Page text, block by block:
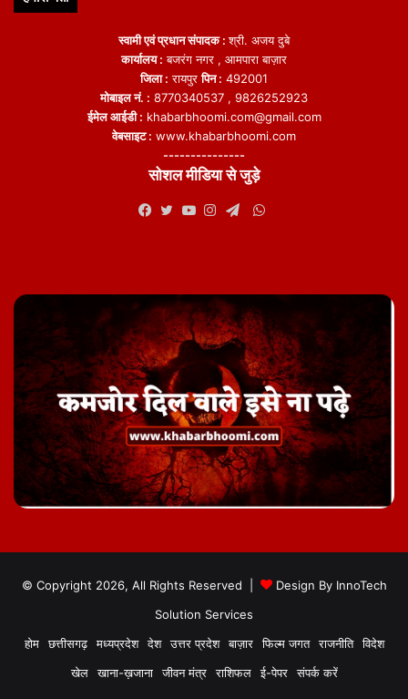
स्वामी एवं प्रधान संपादक :श्री. अजय दुबे
कार्यालय : बजरंग नगर , आमपारा बाज़ार
जिला : रायपुरपिन : 492001
मोबाइल नं. : 8770340537 , 9826252923
ईमेल आईडी : khabarbhoomi.com@gmail.com
वेबसाइट : www.khabarbhoomi.com
---------------
सोशल मीडिया से जुड़े
WhatsApp
© Copyright 2026, All Rights Reserved | Design By InnoTech
Solution Services
होम
छत्तीसगढ़ मध्यप्रदेश देश उत्तर प्रदेश बाज़ार फिल्म जगत राजनीति
विदेश
खेल
खाना-ख़जाना जीवन मंत्र राशिफल ई-पेपर संपर्क करें